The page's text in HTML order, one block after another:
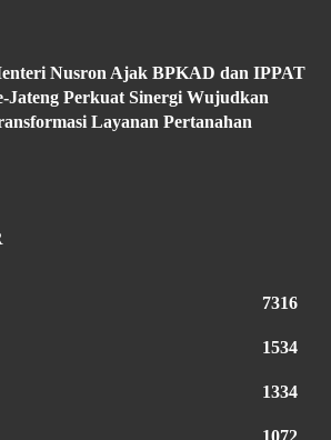
Nusron Ajak BPKAD dan IPPAT
Jateng Perkuat Sinergi Wujudkan
Layanan Pertanahan
7316
1534
1334
1072